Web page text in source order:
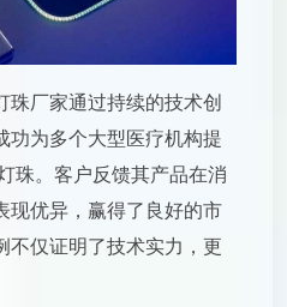
珠厂家通过持续的技术创
功为多个大型医疗机构提
珠。客户反馈其产品在消
现优异，赢得了良好的市
不仅证明了技术实力，更